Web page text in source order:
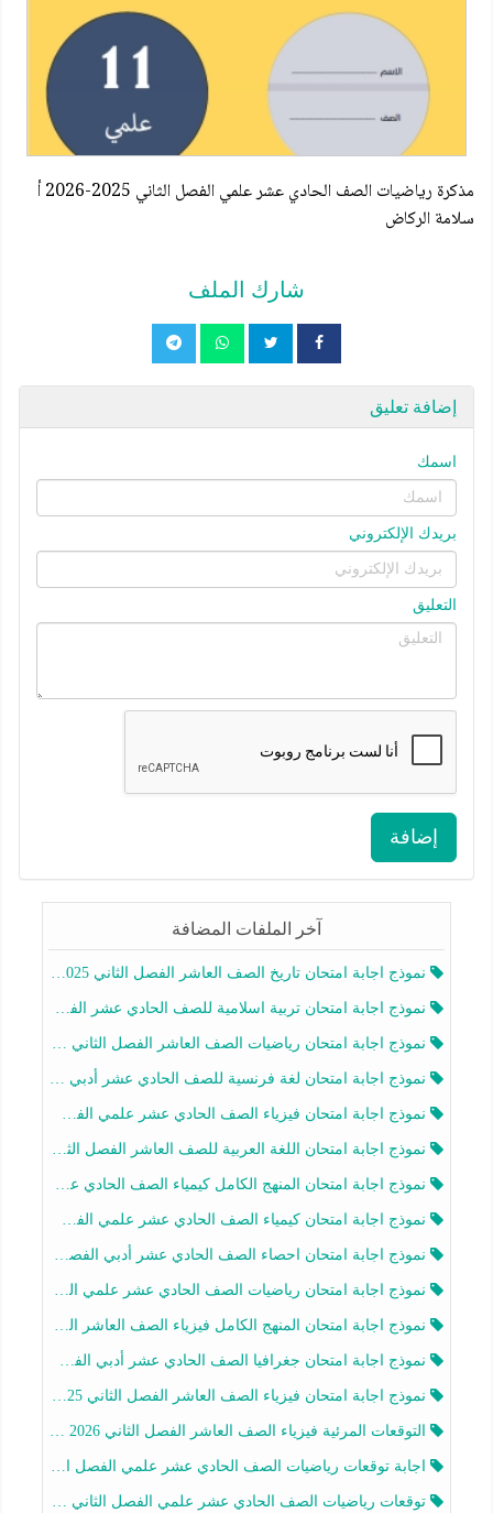
مذكرة رياضيات الصف الحادي عشر علمي الفصل الثاني 2025-2026 أ
سلامة الركاض
شارك الملف
إضافة تعليق
اسمك
بريدك الإلكتروني
التعليق
إضافة
آخر الملفات المضافة
نموذج اجابة امتحان تاريخ الصف العاشر الفصل الثاني 2025-2026
نموذج اجابة امتحان تربية اسلامية للصف الحادي عشر الفصل الثاني 2025-2026
نموذج اجابة امتحان رياضيات الصف العاشر الفصل الثاني 2025-2026
نموذج اجابة امتحان لغة فرنسية للصف الحادي عشر أدبي الفصل الثاني 2025-2026
نموذج اجابة امتحان فيزياء الصف الحادي عشر علمي الفصل الثاني 2025-2026
نموذج اجابة امتحان اللغة العربية للصف العاشر الفصل الثاني 2025-2026
نموذج اجابة امتحان المنهج الكامل كيمياء الصف الحادي عشر علمي الفصل الثاني 2025-2026
نموذج اجابة امتحان كيمياء الصف الحادي عشر علمي الفصل الثاني 2025-2026
نموذج اجابة امتحان احصاء الصف الحادي عشر أدبي الفصل الثاني 2025-2026
نموذج اجابة امتحان رياضيات الصف الحادي عشر علمي الفصل الثاني 2025-2026
نموذج اجابة امتحان المنهج الكامل فيزياء الصف العاشر الفصل الثاني 2025-2026
نموذج اجابة امتحان جغرافيا الصف الحادي عشر أدبي الفصل الثاني 2025-2026
نموذج اجابة امتحان فيزياء الصف العاشر الفصل الثاني 2025-2026
التوقعات المرئية فيزياء الصف العاشر الفصل الثاني 2026 أ هيثم الليثي
اجابة توقعات رياضيات الصف الحادي عشر علمي الفصل الثاني 2025-2026 أ عمرو فايز
توقعات رياضيات الصف الحادي عشر علمي الفصل الثاني 2025-2026 أ عمرو فايز